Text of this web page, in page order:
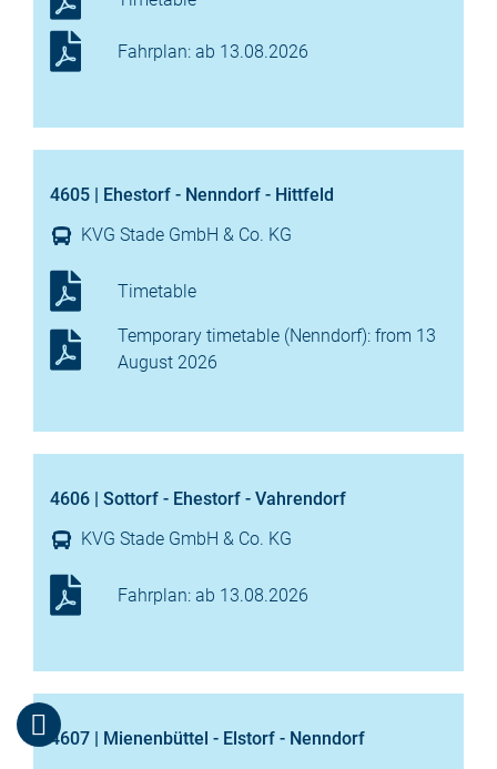
Fahrplan: ab 13.08.2026
4605 | Ehestorf - Nenndorf - Hittfeld
KVG Stade GmbH & Co. KG
Timetable
Temporary timetable (Nenndorf): from 13
August 2026
4606 | Sottorf - Ehestorf - Vahrendorf
KVG Stade GmbH & Co. KG
Fahrplan: ab 13.08.2026
4607 | Mienenbüttel - Elstorf - Nenndorf